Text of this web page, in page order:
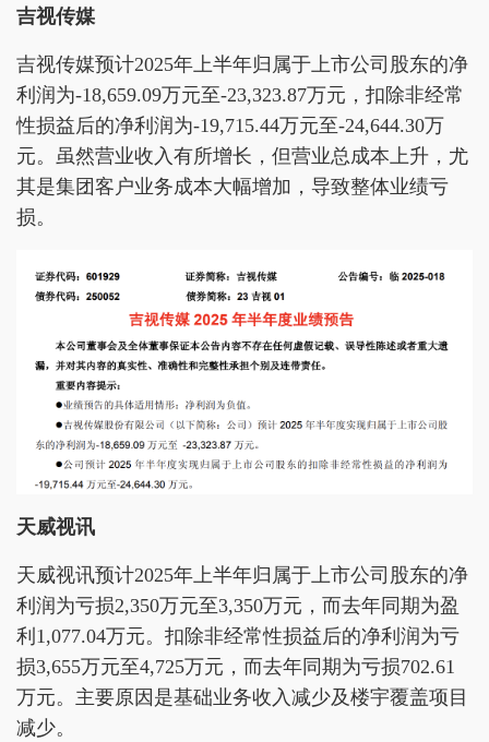
吉视传媒
吉视传媒预计2025年上半年归属于上市公司股东的净
利润为-18,659.09万元至-23,323.87万元，扣除非经常
性损益后的净利润为-19,715.44万元至-24,644.30万
元。虽然营业收入有所增长，但营业总成本上升，尤
其是集团客户业务成本大幅增加，导致整体业绩亏
损。
天威视讯
天威视讯预计2025年上半年归属于上市公司股东的净
利润为亏损2,350万元至3,350万元，而去年同期为盈
利1,077.04万元。扣除非经常性损益后的净利润为亏
损3,655万元至4,725万元，而去年同期为亏损702.61
万元。主要原因是基础业务收入减少及楼宇覆盖项目
减少。